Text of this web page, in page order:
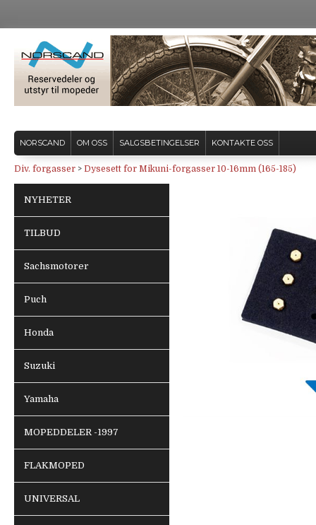
NORSCAND OM OSS SALGSBETINGELSER KONTAKTE OSS
Div. forgasser > Dysesett for Mikuni-forgasser 10-16mm (165-185)
NYHETER
TILBUD
Sachsmotorer
Puch
Honda
Suzuki
Yamaha
MOPEDDELER -1997
FLAKMOPED
UNIVERSAL